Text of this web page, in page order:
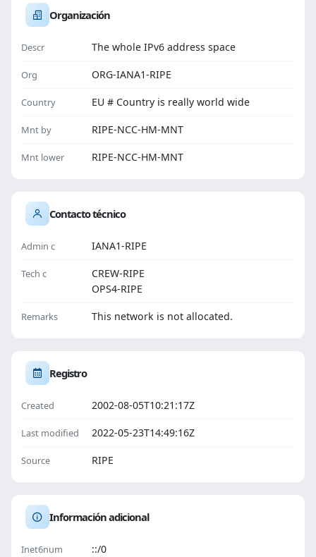
Organización
Descr The whole IPv6 address space
Org ORG-IANA1-RIPE
Country EU # Country is really world wide
Mnt by RIPE-NCC-HM-MNT
Mnt lower RIPE-NCC-HM-MNT
Contacto técnico
Admin c IANA1-RIPE
Tech c
CREW-RIPE
OPS4-RIPE
Remarks This network is not allocated.
Registro
Created 2002-08-05T10:21:17Z
Last modified 2022-05-23T14:49:16Z
Source RIPE
Información adicional
Inet6num ::/0